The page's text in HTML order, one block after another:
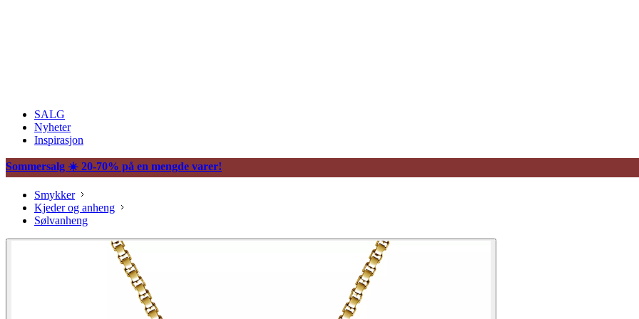
SALG
Nyheter
Inspirasjon
Sommersalg ☀️ 20-70% på en mengde varer!
Smykker
Kjeder og anheng
Sølvanheng